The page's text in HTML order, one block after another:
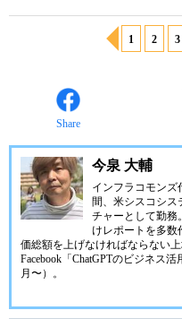
1 2 3
Share
今泉 大輔
インフラコモンズ
間、米シスコシス
チャーとして勤務
けレポートを多数
価総額を上げなければならない
Facebook「ChatGPTのビジネス
月〜）。